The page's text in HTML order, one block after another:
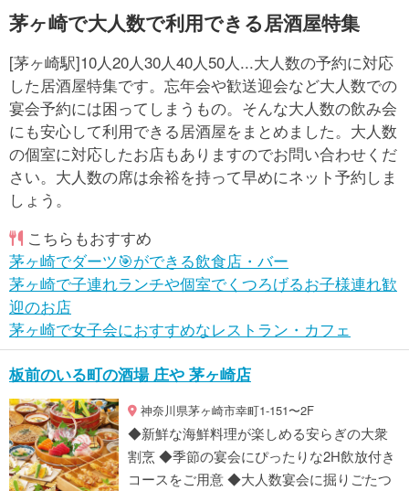
茅ヶ崎で大人数で利用できる居酒屋特集
[茅ヶ崎駅]10人20人30人40人50人...大人数の予約に対応
した居酒屋特集です。忘年会や歓送迎会など大人数での
宴会予約には困ってしまうもの。そんな大人数の飲み会
にも安心して利用できる居酒屋をまとめました。大人数
の個室に対応したお店もありますのでお問い合わせくだ
さい。大人数の席は余裕を持って早めにネット予約しま
しょう。
こちらもおすすめ
茅ヶ崎でダーツ🎯ができる飲食店・バー
茅ヶ崎で子連れランチや個室でくつろげるお子様連れ歓
迎のお店
茅ヶ崎で女子会におすすめなレストラン・カフェ
板前のいる町の酒場 庄や 茅ヶ崎店
神奈川県茅ヶ崎市幸町1-151〜2F
◆新鮮な海鮮料理が楽しめる安らぎの大衆
割烹 ◆季節の宴会にぴったりな2H飲放付き
コースをご用意 ◆大人数宴会に掘りごたつ